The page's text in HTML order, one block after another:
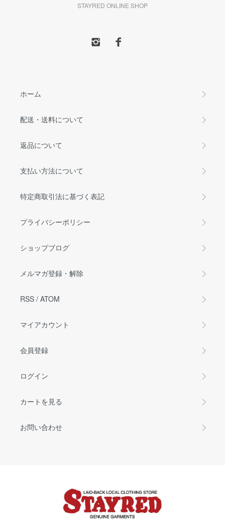
STAYRED ONLINE SHOP
ホーム
配送・送料について
返品について
支払い方法について
特定商取引法に基づく表記
プライバシーポリシー
ショップブログ
メルマガ登録・解除
RSS / ATOM
マイアカウント
会員登録
ログイン
カートを見る
お問い合わせ